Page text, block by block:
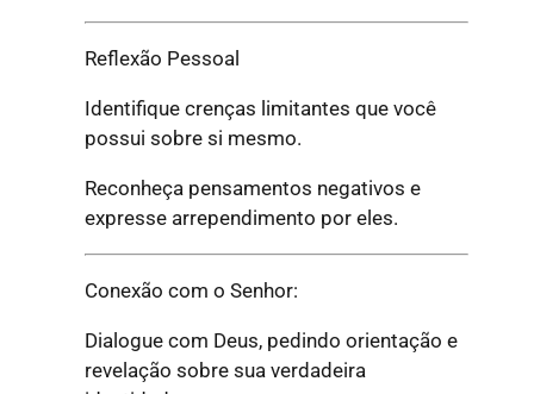
Reflexão Pessoal
Identifique crenças limitantes que você
possui sobre si mesmo.
Reconheça pensamentos negativos e
expresse arrependimento por eles.
Conexão com o Senhor:
Dialogue com Deus, pedindo orientação e
revelação sobre sua verdadeira